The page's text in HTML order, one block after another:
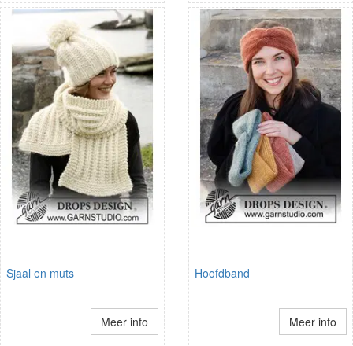
Sjaal en muts
Meer info
Hoofdband
Meer info